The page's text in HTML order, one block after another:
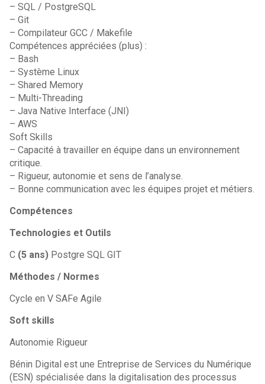
– SQL / PostgreSQL
– Git
– Compilateur GCC / Makefile
Compétences appréciées (plus) :
– Bash
– Système Linux
– Shared Memory
– Multi-Threading
– Java Native Interface (JNI)
– AWS
Soft Skills
– Capacité à travailler en équipe dans un environnement
critique.
– Rigueur, autonomie et sens de l’analyse.
– Bonne communication avec les équipes projet et métiers.
Compétences
Technologies et Outils
C (5 ans) Postgre SQL GIT
Méthodes / Normes
Cycle en V SAFe Agile
Soft skills
Autonomie Rigueur
Bénin Digital est une Entreprise de Services du Numérique
(ESN) spécialisée dans la digitalisation des processus